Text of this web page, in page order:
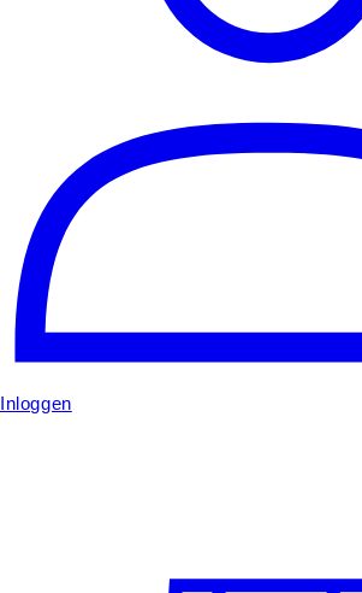
Inloggen